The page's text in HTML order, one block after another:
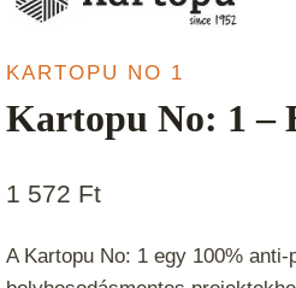
KARTOPU NO 1
Kartopu No: 1 –
1 572 Ft
A Kartopu No: 1 egy 100%